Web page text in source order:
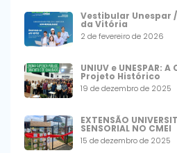
Vestibular Unespar
da Vitória
2 de fevereiro de 2026
UNIUV e UNESPAR:
Projeto Histórico
19 de dezembro de 2025
EXTENSÃO
SENSORIAL NO CMEI
15 de dezembro de 2025